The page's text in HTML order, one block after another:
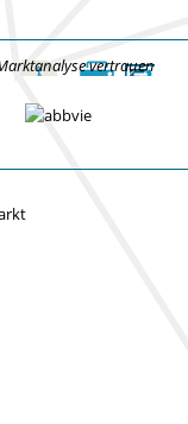
vertrauen